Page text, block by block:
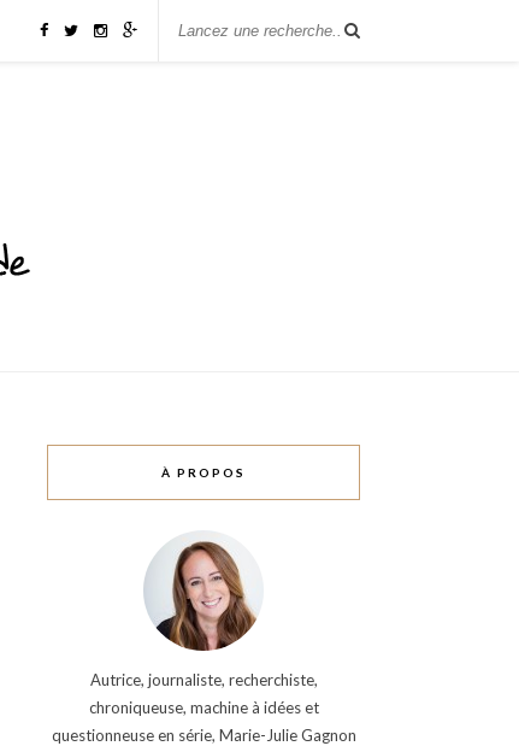
À PROPOS
Autrice, journaliste, recherchiste,
chroniqueuse, machine à idées et
questionneuse en série, Marie-Julie Gagnon